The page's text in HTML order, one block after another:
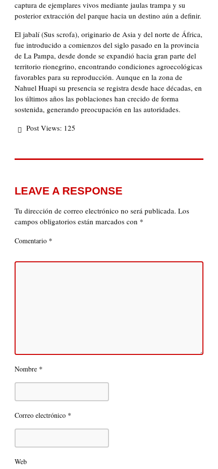
captura de ejemplares vivos mediante jaulas trampa y su
posterior extracción del parque hacia un destino aún a definir.
El jabalí (Sus scrofa), originario de Asia y del norte de África,
fue introducido a comienzos del siglo pasado en la provincia
de La Pampa, desde donde se expandió hacia gran parte del
territorio rionegrino, encontrando condiciones agroecológicas
favorables para su reproducción. Aunque en la zona de
Nahuel Huapi su presencia se registra desde hace décadas, en
los últimos años las poblaciones han crecido de forma
sostenida, generando preocupación en las autoridades.
Post Views: 125
LEAVE A RESPONSE
Tu dirección de correo electrónico no será publicada. Los
campos obligatorios están marcados con *
Comentario *
Nombre *
Correo electrónico *
Web